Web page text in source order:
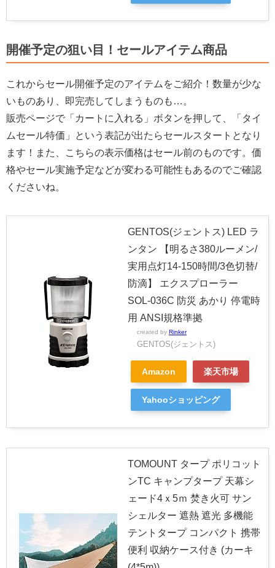
開催予定の狙い目！セールアイテム商品
これからセール開催予定のアイテムをご紹介！数量が少な
いものあり、即完売してしまうものも…。
販売ページで「カートに入れる」ボタンを押して、「タイ
ムセール特価」という表記が出たらセールスタートとなり
ます！また、こちらの表示価格はセール前のものです。価
格やセール実施予定などが変わる可能性もあるのでご確認
くださいね。
GENTOS(ジェントス) LED ラ
ンタン 【明るさ380ルーメン/
実用点灯14-150時間/3色切替/
防滴】 エクスプローラー
SOL-036C 防災 あかり 停電時
用 ANSI規格準拠
created by Rinker
GENTOS(ジェントス)
Amazon 楽天市場
Yahooショッピング
TOMOUNT タープ ポリコット
ンTC キャンプタープ 天幕シ
ェード4ｘ5ｍ 焚き火可 サン
シェルター 遮熱 遮光 多機能
テントタープ コンパクト 携帯
便利 収納ケース付き (カーキ